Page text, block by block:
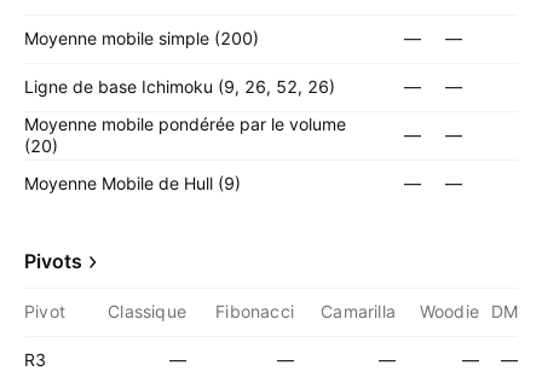
Moyenne mobile simple (200) — —
Ligne de base Ichimoku (9, 26, 52, 26) —
—
Moyenne mobile pondérée par le volume
(20)
— —
Moyenne Mobile de Hull (9) — —
Pivots
Pivot Classique Fibonacci Camarilla Woodie DM
R3 — — — — —